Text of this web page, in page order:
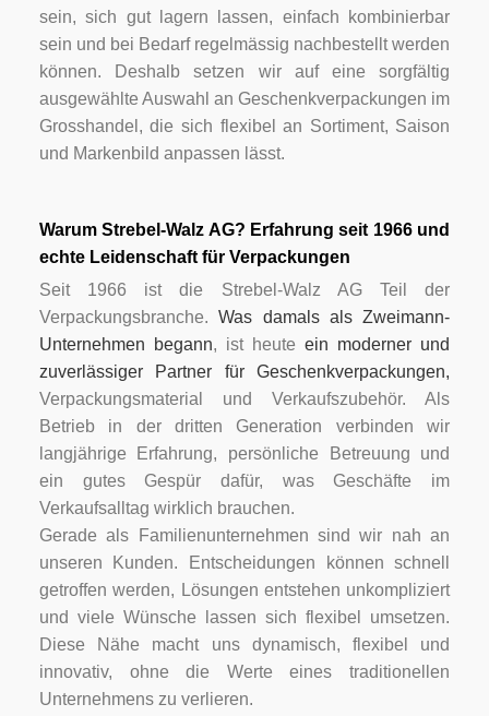
sein, sich gut lagern lassen, einfach kombinierbar
sein und bei Bedarf regelmässig nachbestellt werden
können. Deshalb setzen wir auf eine sorgfältig
ausgewählte Auswahl an Geschenkverpackungen im
Grosshandel, die sich flexibel an Sortiment, Saison
und Markenbild anpassen lässt.
Warum Strebel-Walz AG? Erfahrung seit 1966 und
echte Leidenschaft für Verpackungen
Seit 1966 ist die Strebel-Walz AG Teil der
Verpackungsbranche.Was damals als Zweimann-
Unternehmen begann, ist heuteein moderner und
zuverlässiger Partner für Geschenkverpackungen,
Verpackungsmaterial und Verkaufszubehör. Als
Betrieb in der dritten Generation verbinden wir
langjährige Erfahrung, persönliche Betreuung und
ein gutes Gespür dafür, was Geschäfte im
Verkaufsalltag wirklich brauchen.
Gerade als Familienunternehmen sind wir nah an
unseren Kunden. Entscheidungen können schnell
getroffen werden, Lösungen entstehen unkompliziert
und viele Wünsche lassen sich flexibel umsetzen.
Diese Nähe macht uns dynamisch, flexibel und
innovativ, ohne die Werte eines traditionellen
Unternehmens zu verlieren.